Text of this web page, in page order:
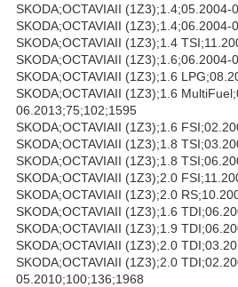
SKODA;OCTAVIAII
SKODA;OCTAVIAII
SKODA;OCTAVIAII (1Z3);1.4
SKODA;OCTAVIAII
SKODA;OCTAVIAII (1Z3);1.6
SKODA;OCTAVIAII (1Z3);1.6
06.2013;75;102;1595
SKODA;OCTAVIAII (1Z3);1.6
SKODA;OCTAVIAII (1Z3);1.8
SKODA;OCTAVIAII (1Z3);1.8
SKODA;OCTAVIAII (1Z3);2.0
SKODA;OCTAVIAII (1Z3);2.0
SKODA;OCTAVIAII (1Z3);1.6
SKODA;OCTAVIAII (1Z3);1.9
SKODA;OCTAVIAII (1Z3);2.0
SKODA;OCTAVIAII (1Z3);2.0
05.2010;100;136;1968